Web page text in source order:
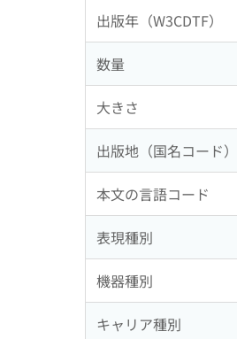
出版年（W3CDTF）
数量
大きさ
出版地（国名コード）
本文の言語コード
表現種別
機器種別
キャリア種別